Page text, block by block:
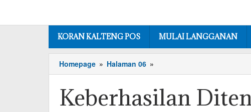
konten
KORAN KALTENG POS MULAI LANGGANAN
Homepage » Halaman 06 »
Ditentukan
Sendiri
Keberhasilan